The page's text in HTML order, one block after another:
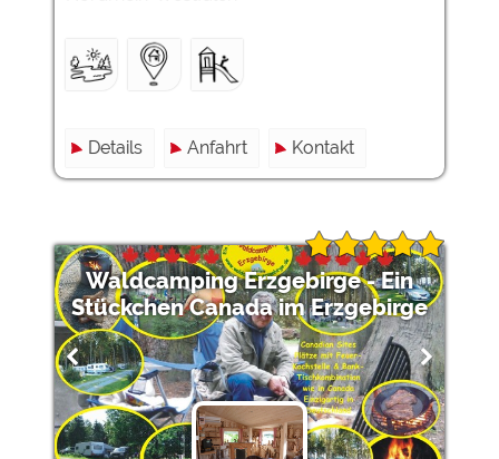
Details Anfahrt Kontakt
Waldcamping Erzgebirge - Ein
Stückchen Canada im Erzgebirge